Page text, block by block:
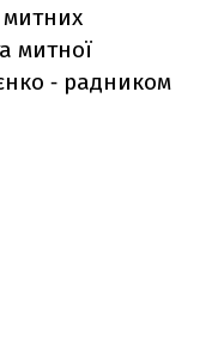
митної
‑ радником